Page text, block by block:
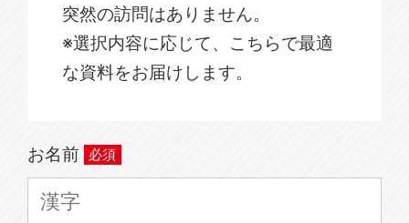
突然の訪問はありません。
※選択内容に応じて、こちらで最適
な資料をお届けします。
お名前